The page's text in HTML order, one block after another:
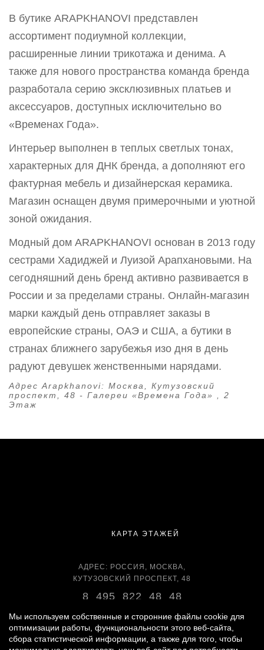
В бутике ARAPKHANOVI представлен
ассортимент подиумной коллекции,
расширенные линии трикотажа и денима. А
также для нового пространства команда бренда
разработала серию эксклюзивных платьев и
аксессуаров, доступных исключительно во
«Временах Года».
Интерьер выполнен в теплых светлых тонах,
характерных для ДНК бренда, а дополняют его
фактурная мебель и дизайнерская керамика.
Магазин оснащен двумя примерочными и уютной
зоной ожидания.
Модный дом ARAPKHANOVI основан в 2013 году
сестрами Хадиджей и Луизой Арапхановыми. На
сегодняшний день бренд активно развивается в
России и за пределами страны. Онлайн-магазин
марки каждый день отправляет заказы в
европейские страны, ОАЭ и США, а бутики в
странах ближнего зарубежья изо дня в день
радуют девушек женственными нарядами.
Адрес Arapkhanovi: Москва, Кутузовский
проспект, 48 - Галереи «Времена Года» , 2
Этаж
КАРТА ЭТАЖЕЙ
АДРЕС: РОССИЯ, МОСКВА,
КУТУЗОВСКИЙ ПРОСПЕКТ, 48
8 495 822 48 48
ВРЕМЯ РАБОТЫ:
ЕЖЕДНЕВНО С 11:00 ДО 22:00
Мы используем собственные и сторонние файлы cookie для
оптимизации работы, функциональности этого веб-сайта,
сбора статистической информации, а также для того, чтобы